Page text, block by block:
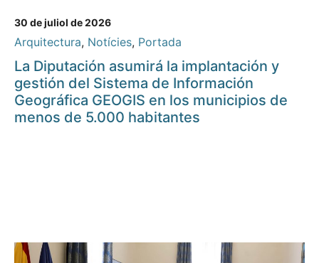
30 de juliol de 2026
Arquitectura, Notícies, Portada
La Diputación asumirá la implantación y
gestión del Sistema de Información
Geográfica GEOGIS en los municipios de
menos de 5.000 habitantes